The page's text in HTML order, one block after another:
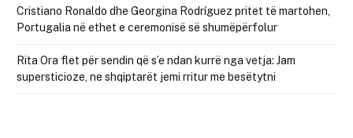
Cristiano Ronaldo dhe Georgina Rodríguez pritet të martohen,
Portugalia në ethet e ceremonisë së shumëpërfolur
Rita Ora flet për sendin që s’e ndan kurrë nga vetja: Jam
supersticioze, ne shqiptarët jemi rritur me besëtytni